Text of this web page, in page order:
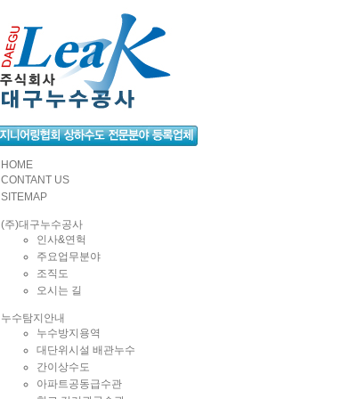
HOME
CONTANT US
SITEMAP
(주)대구누수공사
인사&연헉
주요업무분야
조직도
오시는 길
누수탐지안내
누수방지용역
대단위시설 배관누수
간이상수도
아파트공동급수관